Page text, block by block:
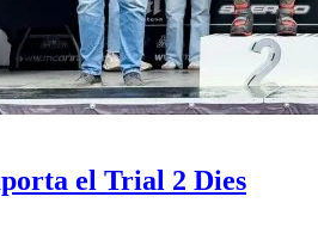
el Trial 2 Dies